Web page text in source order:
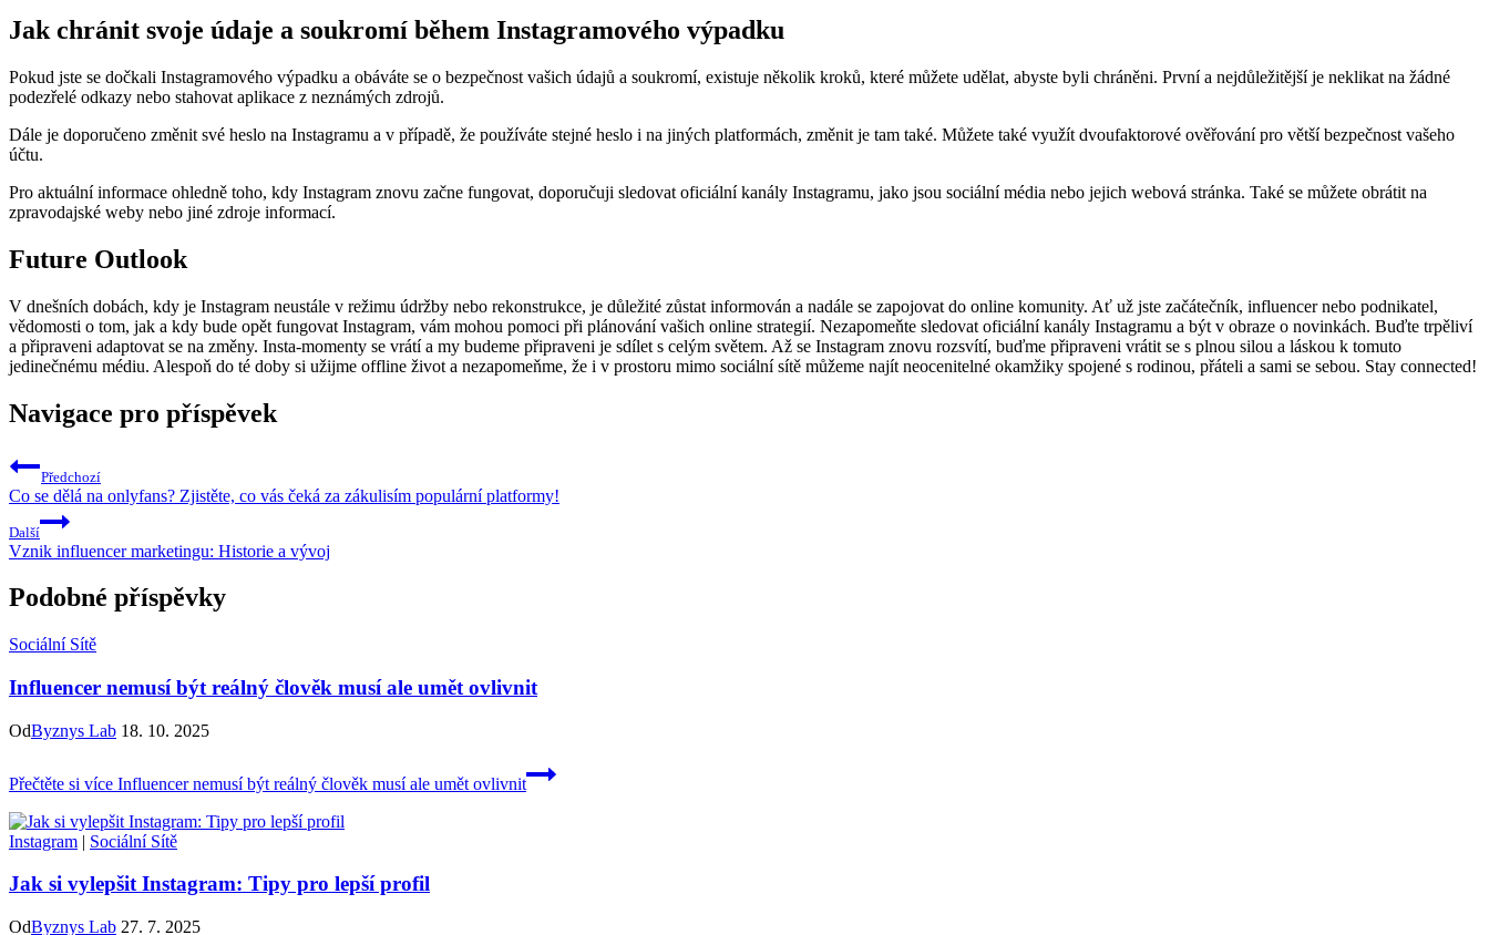
Jak chránit svoje údaje a soukromí během Instagramového výpadku
Pokud jste se dočkali Instagramového výpadku a obáváte se o bezpečnost vašich údajů a soukromí, existuje několik kroků, které můžete udělat, abyste byli chráněni. První a nejdůležitější je neklikat na žádné
podezřelé odkazy nebo stahovat aplikace z neznámých zdrojů.
Dále je doporučeno změnit své heslo na Instagramu a v případě, že používáte stejné heslo i na jiných platformách, změnit je tam také. Můžete také využít dvoufaktorové ověřování pro větší bezpečnost vašeho
účtu.
Pro aktuální informace ohledně toho, kdy Instagram znovu začne fungovat, doporučuji sledovat oficiální kanály Instagramu, jako jsou sociální média nebo jejich webová stránka. Také se můžete obrátit na
zpravodajské weby nebo jiné zdroje informací.
Future Outlook
V dnešních dobách, kdy je Instagram neustále v režimu údržby nebo rekonstrukce, je důležité zůstat informován a nadále se zapojovat do online komunity. Ať už jste začátečník, influencer nebo podnikatel,
vědomosti o tom, jak a kdy bude opět fungovat Instagram, vám mohou pomoci při plánování vašich online strategií. Nezapomeňte sledovat oficiální kanály Instagramu a být v obraze o novinkách. Buďte trpěliví
a připraveni adaptovat se na změny. Insta-momenty se vrátí a my budeme připraveni je sdílet s celým světem. Až se Instagram znovu rozsvítí, buďme připraveni vrátit se s plnou silou a láskou k tomuto
jedinečnému médiu. Alespoň do té doby si užijme offline život a nezapomeňme, že i v prostoru mimo sociální sítě můžeme najít neocenitelné okamžiky spojené s rodinou, přáteli a sami se sebou. Stay connected!
Navigace pro příspěvek
Předchozí
Co se dělá na onlyfans? Zjistěte, co vás čeká za zákulisím populární platformy!
Další
Vznik influencer marketingu: Historie a vývoj
Podobné příspěvky
Sociální Sítě
Influencer nemusí být reálný člověk musí ale umět ovlivnit
OdByznys Lab 18. 10. 2025
Přečtěte si více Influencer nemusí být reálný člověk musí ale umět ovlivnit
Instagram | Sociální Sítě
Jak si vylepšit Instagram: Tipy pro lepší profil
OdByznys Lab 27. 7. 2025